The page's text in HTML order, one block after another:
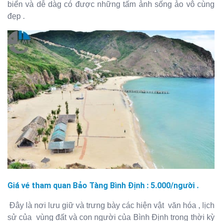
biển và dễ dàg có được những tấm ảnh sống ảo vô cùng
đẹp .
Giá vé tham quan Bảo Tàng Bình Định : 5.000/người .
Đây là nơi lưu giữ và trưng bày các hiện vật văn hóa , lịch
sử của vùng đất và con người của Bình Định trong thời kỳ